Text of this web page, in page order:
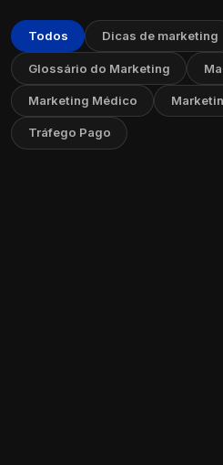
Todos Dicas de marketing
Glossário do Marketing
Marketing Médico
Tráfego Pago